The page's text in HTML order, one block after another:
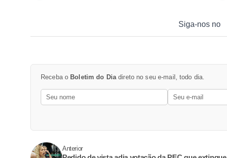
Siga-nos no
Receba o Boletim do Diadireto no seu e-mail, todo dia.
Anterior